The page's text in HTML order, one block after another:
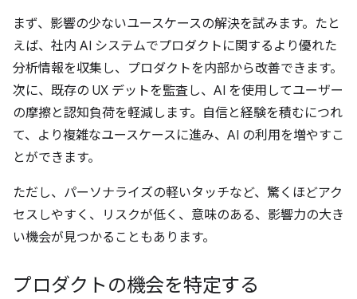
まず、影響の少ないユースケースの解決を試みます。たと
えば、社内 AI システムでプロダクトに関するより優れた
分析情報を収集し、プロダクトを内部から改善できます。
次に、既存の UX デットを監査し、AI を使用してユーザー
の摩擦と認知負荷を軽減します。自信と経験を積むにつれ
て、より複雑なユースケースに進み、AI の利用を増やすこ
とができます。
ただし、パーソナライズの軽いタッチなど、驚くほどアク
セスしやすく、リスクが低く、意味のある、影響力の大き
い機会が見つかることもあります。
プロダクトの機会を特定する